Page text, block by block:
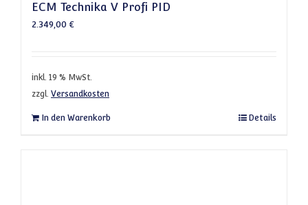
ECM Technika V Profi PID
2.349,00 €
inkl. 19 % MwSt.
zzgl. Versandkosten
In den Warenkorb Details